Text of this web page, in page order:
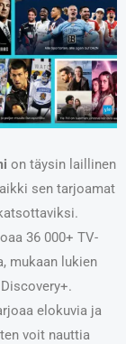
on täysin laillinen
sen tarjoamat
36 000+ TV-
mukaan lukien
elokuvia ja
voit nauttia